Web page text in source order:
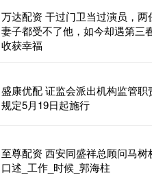
万达配资 干过门卫当过演员，两
妻子都受不了他，如今却遇第三
收获幸福
盛康优配 证监会派出机构监管职
规定5月19日起施行
至尊配资 西安同盛祥总顾问马树
口述_工作_时候_郭海柱